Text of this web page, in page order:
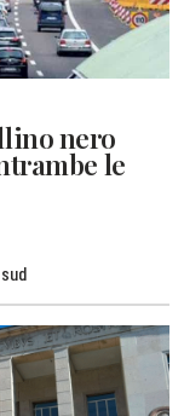
nero
le